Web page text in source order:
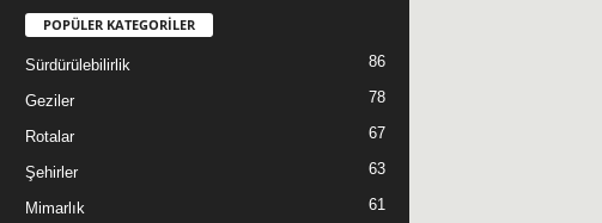
POPÜLER KATEGORİLER
Sürdürülebilirlik 86
Geziler 78
Rotalar 67
Şehirler 63
Mimarlık 61